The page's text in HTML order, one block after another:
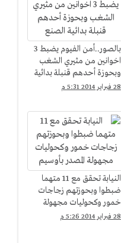
بالصور..أمن الفيوم يضبط 3
اخوانين من مثيري الشغب
وبحوزة أحدهم قنبلة بدائية
الصنع
28 فبراير 2014 5:31 م
النيابة تحقق مع 11 متهما
ضبطوا وبحوزتهم زجاجات
خمور وكحوليات مجهولة
المصدر بأوسيم
28 فبراير 2014 5:26 م